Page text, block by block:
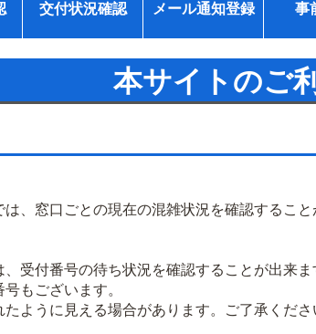
交付状況確認
メール通知登録
事
本サイトのご
、窓口ごとの現在の混雑状況を確認すること
受付番号の待ち状況を確認することが出来ま
もございます。
ように見える場合があります。ご了承くださ